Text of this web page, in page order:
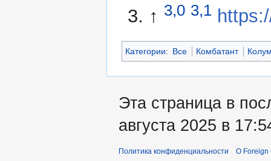
↑ 3,0 3,1
Категории: Все Комбатант
Эта страница в
августа 2025 в
Политика конфиденциальности О Foreign